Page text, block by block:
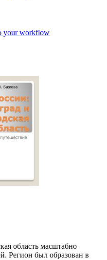
your workflow
область масштабно
Регион был образован в